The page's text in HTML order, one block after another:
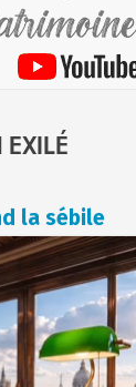
la sébile